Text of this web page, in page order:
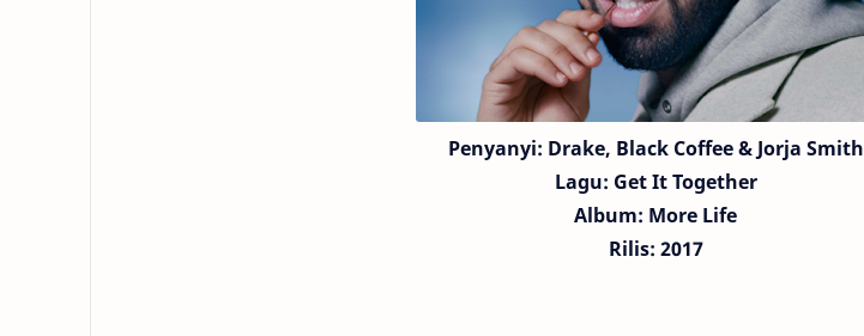
Penyanyi: Drake, Black Coffee & Jorja Smith
Lagu: Get It Together
Album: More Life
Rilis: 2017